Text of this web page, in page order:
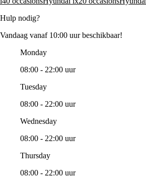
Hulp nodig?
Vandaag vanaf 10:00 uur beschikbaar!
Monday
08:00 - 22:00 uur
Tuesday
08:00 - 22:00 uur
Wednesday
08:00 - 22:00 uur
Thursday
08:00 - 22:00 uur